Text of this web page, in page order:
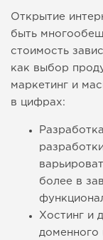
Открытие
быть
стоимость
как выбор
маркетинг и
в цифрах:
более в
Хостинг и
доменного